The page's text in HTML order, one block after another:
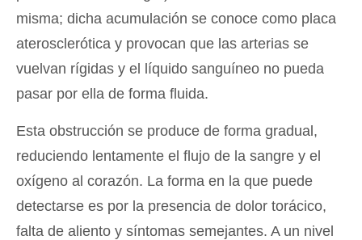
misma; dicha acumulación se conoce como placa
aterosclerótica y provocan que las arterias se
vuelvan rígidas y el líquido sanguíneo no pueda
pasar por ella de forma fluida.
Esta obstrucción se produce de forma gradual,
reduciendo lentamente el flujo de la sangre y el
oxígeno al corazón. La forma en la que puede
detectarse es por la presencia de dolor torácico,
falta de aliento y síntomas semejantes. A un nivel